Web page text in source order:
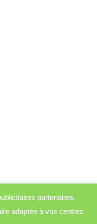
partenaires,
adaptée à vos centres